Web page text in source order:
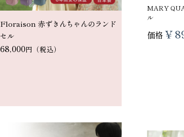
Floraison 赤ずきんちゃんのランド
セル
68,000
Floral Princess
ンドセル
MARY
ル
価格 ¥